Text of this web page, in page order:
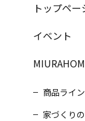
トップペー
イベント
商品ライ
家づくり